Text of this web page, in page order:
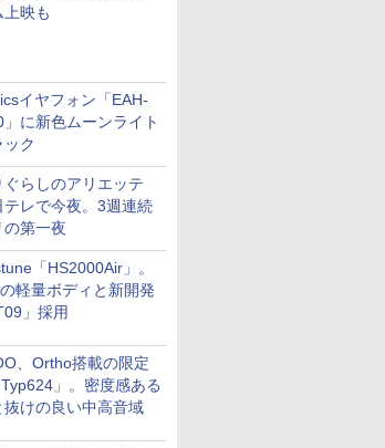
上映も
イヤフォン「EAH-
に新色ムーンライト
ック
ぐらしのアリエッテ
テレで今夜。3週連続
の第一夜
「HS2000Air」。
軽量ボディと新開発
」採用
、Ortho搭載の限定
」。密度感ある
抜けの良い中高音域